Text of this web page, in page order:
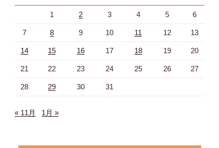
1 2 3 4 5 6
7 8 9 10 11 12 13
14 15 16 17 18 19 20
21 22 23 24 25 26 27
28 29 30 31
« 11月 1月 »